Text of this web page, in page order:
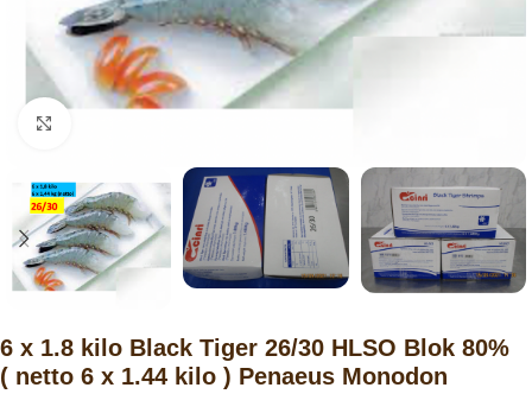
6 x 1.8 kilo Black Tiger 26/30 HLSO Blok 80%
( netto 6 x 1.44 kilo ) Penaeus Monodon